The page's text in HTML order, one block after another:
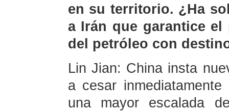
en su territorio. ¿Ha
a Irán que garantice
del petróleo con
Lin Jian: China insta
a cesar
una mayor escalada